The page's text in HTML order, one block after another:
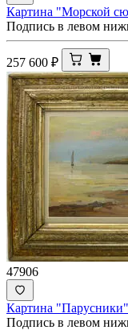
Картина "Морской
Подпись в левом
257 600 ₽
47906
Картина "Парусники"
Подпись в левом